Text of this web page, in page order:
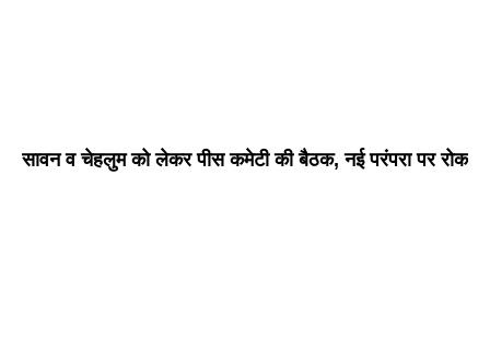
सावन व चेहलुम को लेकर पीस कमेटी की बैठक, नई परंपरा पर रोक